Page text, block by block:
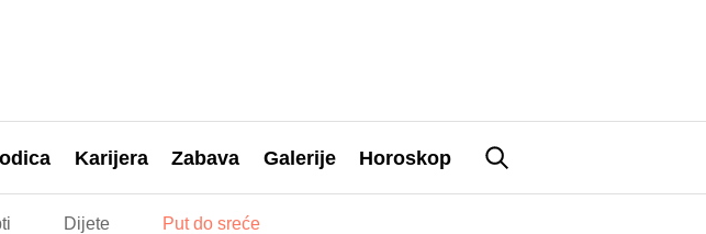
Karijera Zabava Galerije Horoskop
Dijete Put do sreće